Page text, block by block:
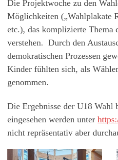
Die Projektwoche zu den
Möglichkeiten („Wahlplakate
etc.), das komplizierte Thema
verstehen. Durch den
demokratischen Prozessen
Kinder fühlten sich, als
genommen.
Die Ergebnisse der U18 Wahl
eingesehen werden unter
nicht repräsentativ aber